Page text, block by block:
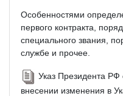
Особенностями
первого контракта,
специального звания,
службе и прочее.
Указ Президента
внесении изменения в